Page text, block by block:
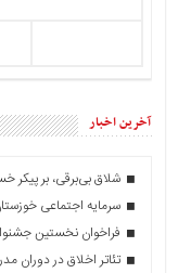
آخرین اخبار
شلاق‌ بی‌برقی، بر پیکر
سرمایه اجتماعی
فراخوان نخستین
تئاتر اخلاق در دوران